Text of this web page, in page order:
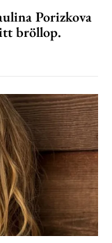
Porizkova
bröllop.